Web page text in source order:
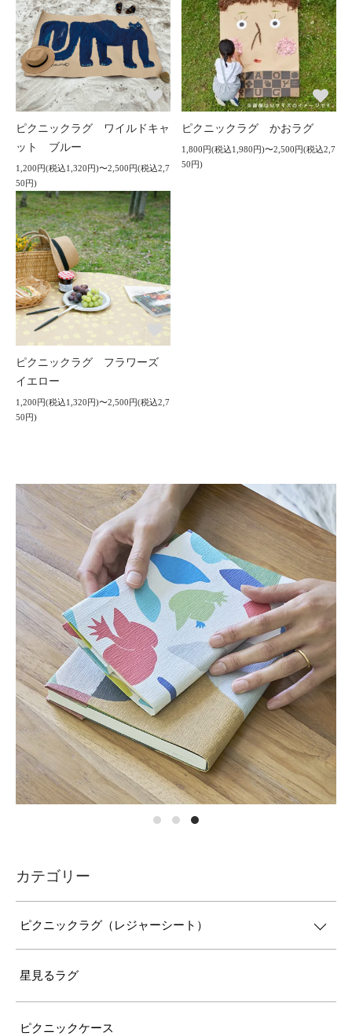
ピクニックラグ ワイルドキャ
ット ブルー
1,200円(税込1,320円)〜2,500円(税込2,7
50円)
ピクニックラグ かおラグ
1,800円(税込1,980円)〜2,500円(税込2,7
50円)
ピクニックラグ フラワーズ
イエロー
1,200円(税込1,320円)〜2,500円(税込2,7
50円)
カテゴリー
ピクニックラグ（レジャーシート）
星見るラグ
ピクニックケース